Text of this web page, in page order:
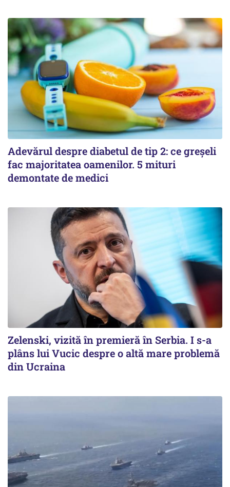
Adevărul despre diabetul de tip 2: ce greșeli
fac majoritatea oamenilor. 5 mituri
demontate de medici
Zelenski, vizită în premieră în Serbia. I s-a
plâns lui Vucic despre o altă mare problemă
din Ucraina